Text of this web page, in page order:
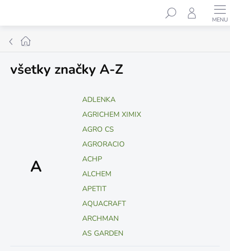
obsah
Hľadať
Domov
všetky značky A-Z
A
ADLENKA
AGRICHEM XIMIX
AGRO CS
AGRORACIO
ACHP
ALCHEM
APETIT
AQUACRAFT
ARCHMAN
AS GARDEN